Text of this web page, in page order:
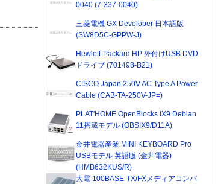
0040 (7-337-0040)
三菱電機 GX Developer 日本語版
(SW8D5C-GPPW-J)
Hewlett-Packard HP 外付けUSB DVD
ドライブ (701498-B21)
CISCO Japan 250V AC Type A Power
Cable (CAB-TA-250V-JP=)
PLAT'HOME OpenBlocks IX9 Debian
11搭載モデル (OBSIX9/D11A)
金井電器産業 MINI KEYBOARD Pro
USBモデル 英語版 (金井電器)
(HMB632KUS/R)
大電 100BASE-TX/FXメディアコンバ